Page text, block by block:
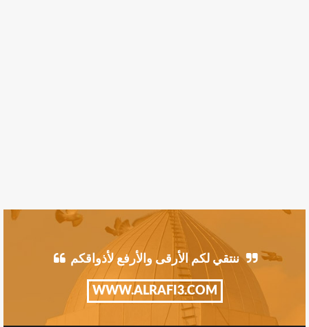
ننتقي لكم الأرقى والأرفع لأذواقكم
WWW.ALRAFI3.COM